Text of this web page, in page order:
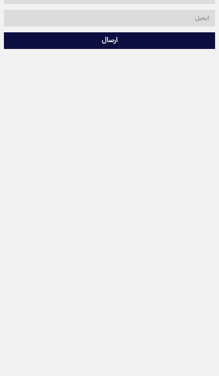
ارسال